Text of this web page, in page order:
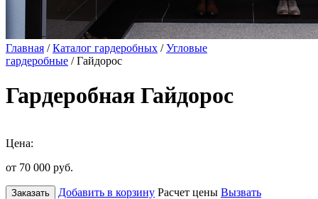
Главная /Каталог гардеробных /Угловые
гардеробные / Гайдорос
Гардеробная Гайдорос
Цена:
от 70 000 руб.
Заказать Добавить в корзину Расчет цены Вызвать